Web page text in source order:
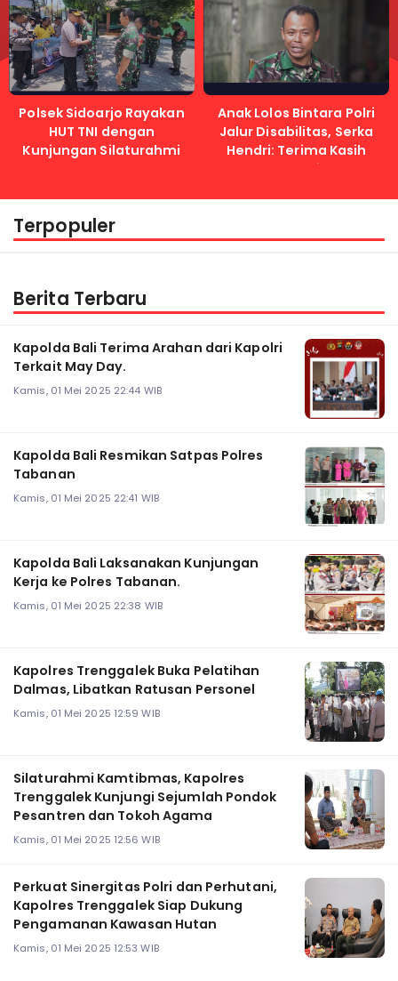
Polsek Sidoarjo Rayakan
HUT TNI dengan
Kunjungan Silaturahmi
Anak Lolos Bintara Polri
Jalur Disabilitas, Serka
Hendri: Terima Kasih
Kapolri
Terpopuler
Berita Terbaru
Kapolda Bali Terima Arahan dari Kapolri
Terkait May Day.
Kamis, 01 Mei 2025 22:44 WIB
Kapolda Bali Resmikan Satpas Polres
Tabanan
Kamis, 01 Mei 2025 22:41 WIB
Kapolda Bali Laksanakan Kunjungan
Kerja ke Polres Tabanan.
Kamis, 01 Mei 2025 22:38 WIB
Kapolres Trenggalek Buka Pelatihan
Dalmas, Libatkan Ratusan Personel
Kamis, 01 Mei 2025 12:59 WIB
Silaturahmi Kamtibmas, Kapolres
Trenggalek Kunjungi Sejumlah Pondok
Pesantren dan Tokoh Agama
Kamis, 01 Mei 2025 12:56 WIB
Perkuat Sinergitas Polri dan Perhutani,
Kapolres Trenggalek Siap Dukung
Pengamanan Kawasan Hutan
Kamis, 01 Mei 2025 12:53 WIB